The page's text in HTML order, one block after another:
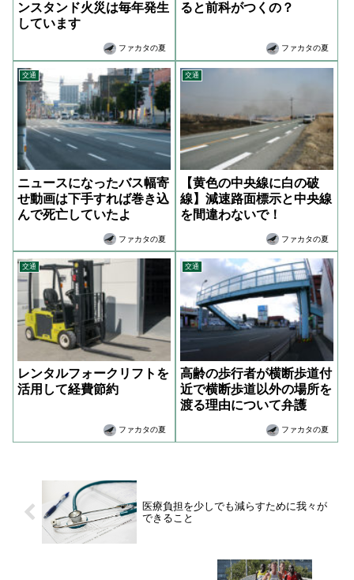
ンスタンド火災は毎年発生
しています
ファカタの夏
ると前科がつくの？
ファカタの夏
交通
ニュースになったバス幅寄
せ動画は下手すれば巻き込
んで死亡していたよ
ファカタの夏
交通
【黄色の中央線に白の破
線】減速路面標示と中央線
を間違わないで！
ファカタの夏
交通
レンタルフォークリフトを
活用して経費節約
ファカタの夏
交通
高齢の歩行者が横断歩道付
近で横断歩道以外の場所を
渡る理由について弁護
ファカタの夏
医療負担を少しでも減らすために我々が
できること